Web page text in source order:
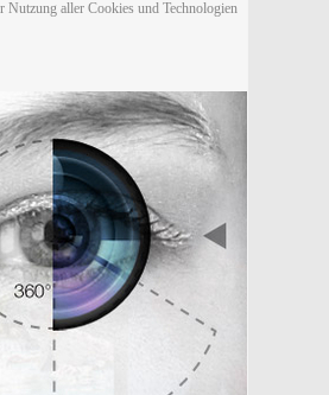
Nutzung aller Cookies und Technologien